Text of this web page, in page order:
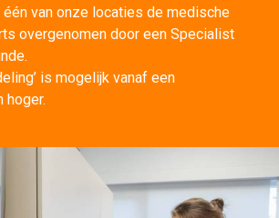
één van onze locaties de medische
overgenomen door een Specialist
is mogelijk vanaf een
hoger.